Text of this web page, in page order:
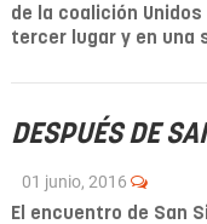
de la coalición Unidos
tercer lugar y en una
DESPUÉS DE
01 junio, 2016
El encuentro de San